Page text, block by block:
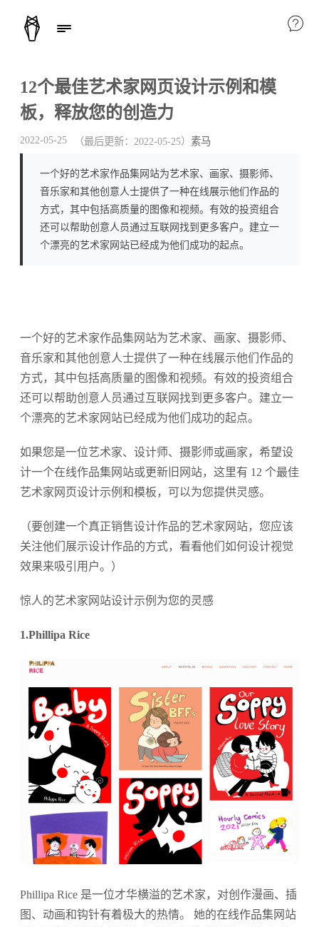
12个最佳艺术家网页设计示例和模
板，释放您的创造力
2022-05-25 （最后更新： 2022-05-25） 素马
一个好的艺术家作品集网站为艺术家、画家、摄影师、
音乐家和其他创意人士提供了一种在线展示他们作品的
方式，其中包括高质量的图像和视频。有效的投资组合
还可以帮助创意人员通过互联网找到更多客户。建立一
个漂亮的艺术家网站已经成为他们成功的起点。
一个好的艺术家作品集网站为艺术家、画家、摄影师、
音乐家和其他创意人士提供了一种在线展示他们作品的
方式，其中包括高质量的图像和视频。有效的投资组合
还可以帮助创意人员通过互联网找到更多客户。建立一
个漂亮的艺术家网站已经成为他们成功的起点。
如果您是一位艺术家、设计师、摄影师或画家，希望设
计一个在线作品集网站或更新旧网站，这里有 12 个最佳
艺术家网页设计示例和模板，可以为您提供灵感。
（要创建一个真正销售设计作品的艺术家网站，您应该
关注他们展示设计作品的方式，看看他们如何设计视觉
效果来吸引用户。）
惊人的艺术家网站设计示例为您的灵感
1.Phillipa Rice
Phillipa Rice 是一位才华横溢的艺术家，对创作漫画、插
图、动画和钩针有着极大的热情。 她的在线作品集网站